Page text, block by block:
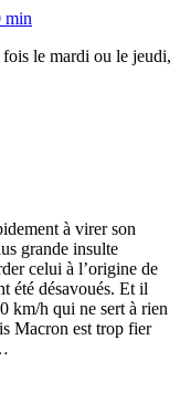
min
le mardi ou le jeudi,
à virer son
grande insulte
celui à l’origine de
été désavoués. Et il
km/h qui ne sert à rien
Macron est trop fier